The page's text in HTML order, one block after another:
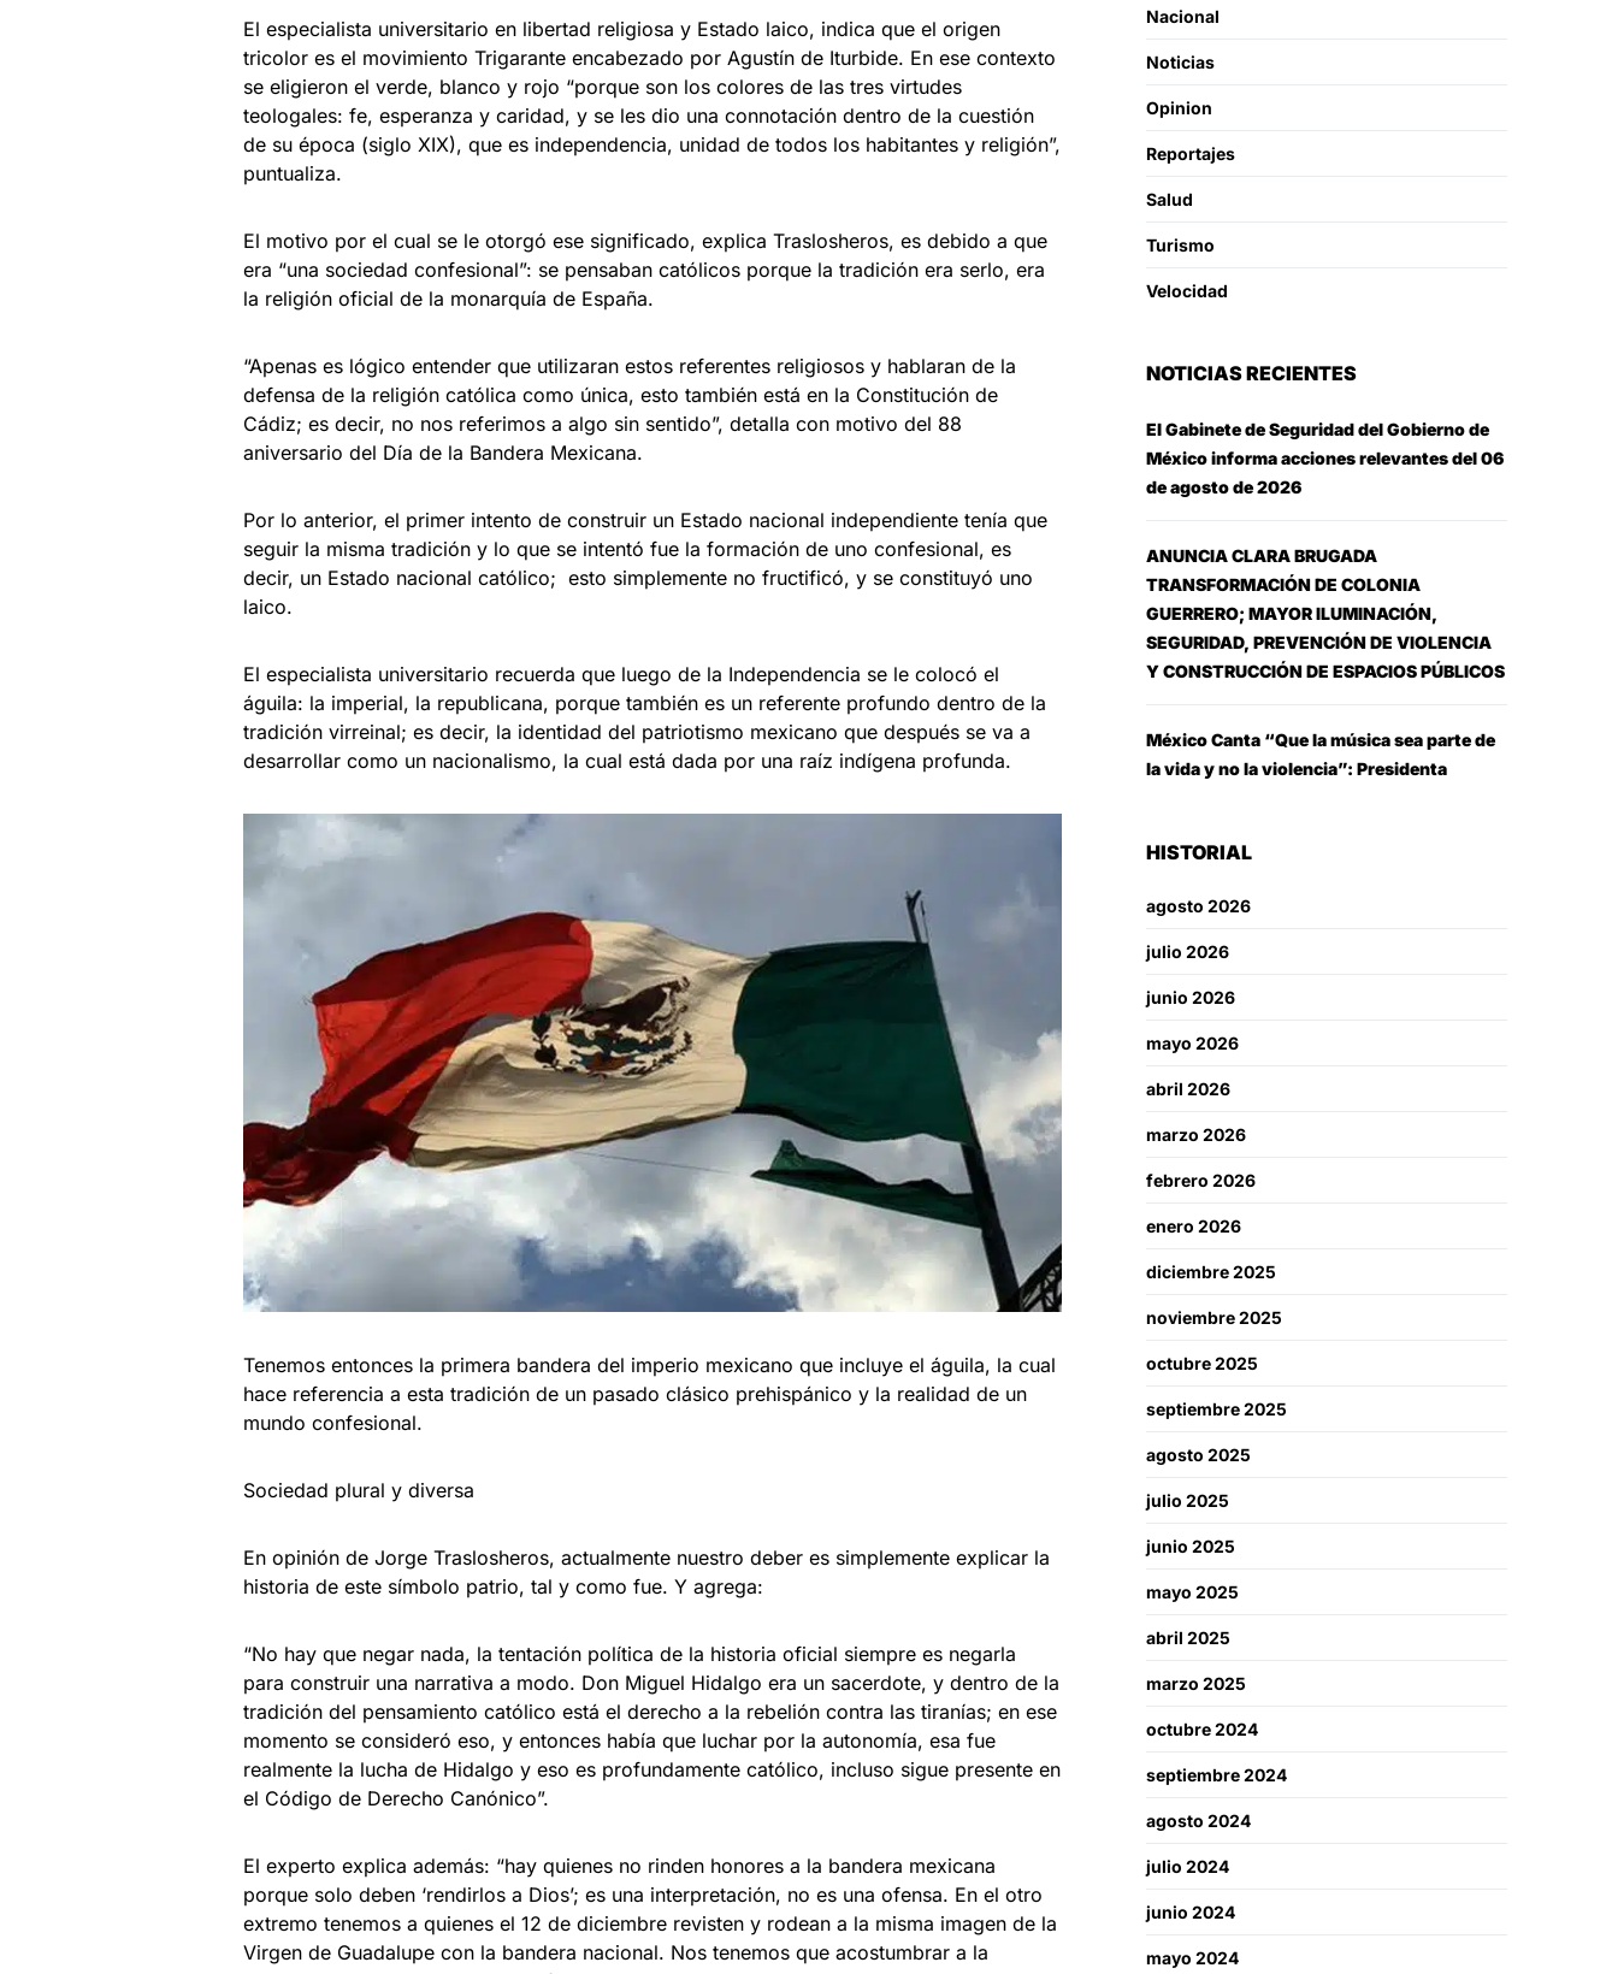
El especialista universitario en libertad religiosa y Estado laico, indica que el origen
tricolor es el movimiento Trigarante encabezado por Agustín de Iturbide. En ese contexto
se eligieron el verde, blanco y rojo “porque son los colores de las tres virtudes
teologales: fe, esperanza y caridad, y se les dio una connotación dentro de la cuestión
de su época (siglo XIX), que es independencia, unidad de todos los habitantes y religión”,
puntualiza.
El motivo por el cual se le otorgó ese significado, explica Traslosheros, es debido a que
era “una sociedad confesional”: se pensaban católicos porque la tradición era serlo, era
la religión oficial de la monarquía de España.
“Apenas es lógico entender que utilizaran estos referentes religiosos y hablaran de la
defensa de la religión católica como única, esto también está en la Constitución de
Cádiz; es decir, no nos referimos a algo sin sentido”, detalla con motivo del 88
aniversario del Día de la Bandera Mexicana.
Por lo anterior, el primer intento de construir un Estado nacional independiente tenía que
seguir la misma tradición y lo que se intentó fue la formación de uno confesional, es
decir, un Estado nacional católico; esto simplemente no fructificó, y se constituyó uno
laico.
El especialista universitario recuerda que luego de la Independencia se le colocó el
águila: la imperial, la republicana, porque también es un referente profundo dentro de la
tradición virreinal; es decir, la identidad del patriotismo mexicano que después se va a
desarrollar como un nacionalismo, la cual está dada por una raíz indígena profunda.
Tenemos entonces la primera bandera del imperio mexicano que incluye el águila, la cual
hace referencia a esta tradición de un pasado clásico prehispánico y la realidad de un
mundo confesional.
Sociedad plural y diversa
En opinión de Jorge Traslosheros, actualmente nuestro deber es simplemente explicar la
historia de este símbolo patrio, tal y como fue. Y agrega:
“No hay que negar nada, la tentación política de la historia oficial siempre es negarla
para construir una narrativa a modo. Don Miguel Hidalgo era un sacerdote, y dentro de la
tradición del pensamiento católico está el derecho a la rebelión contra las tiranías; en ese
momento se consideró eso, y entonces había que luchar por la autonomía, esa fue
realmente la lucha de Hidalgo y eso es profundamente católico, incluso sigue presente en
el Código de Derecho Canónico”.
El experto explica además: “hay quienes no rinden honores a la bandera mexicana
porque solo deben ‘rendirlos a Dios’; es una interpretación, no es una ofensa. En el otro
extremo tenemos a quienes el 12 de diciembre revisten y rodean a la misma imagen de la
Virgen de Guadalupe con la bandera nacional. Nos tenemos que acostumbrar a la
Nacional
Noticias
Opinion
Reportajes
Salud
Turismo
Velocidad
NOTICIAS RECIENTES
El Gabinete de Seguridad del Gobierno de
México informa acciones relevantes del 06
de agosto de 2026
ANUNCIA CLARA BRUGADA
TRANSFORMACIÓN DE COLONIA
GUERRERO; MAYOR ILUMINACIÓN,
SEGURIDAD, PREVENCIÓN DE VIOLENCIA
Y CONSTRUCCIÓN DE ESPACIOS PÚBLICOS
México Canta “Que la música sea parte de
la vida y no la violencia”: Presidenta
HISTORIAL
agosto 2026
julio 2026
junio 2026
mayo 2026
abril 2026
marzo 2026
febrero 2026
enero 2026
diciembre 2025
noviembre 2025
octubre 2025
septiembre 2025
agosto 2025
julio 2025
junio 2025
mayo 2025
abril 2025
marzo 2025
octubre 2024
septiembre 2024
agosto 2024
julio 2024
junio 2024
mayo 2024